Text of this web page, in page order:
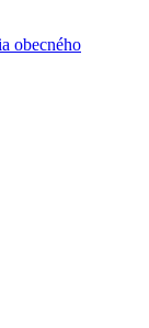
obecného